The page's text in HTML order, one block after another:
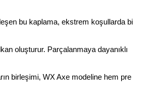
bu kaplama, ekstrem koşullarda bi
oluşturur. Parçalanmaya dayanıklı
birleşimi, WX Axe modeline hem pre